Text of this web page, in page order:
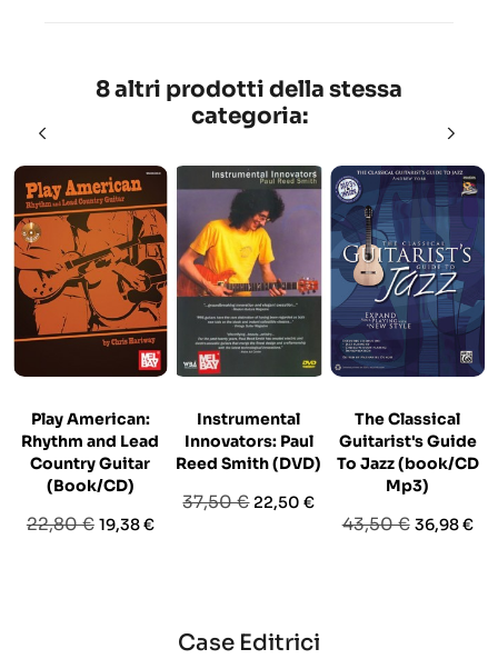
8 altri prodotti della stessa
categoria:
Play American:
Rhythm and Lead
Country Guitar
(Book/CD)
Prezzo
22,80 € Prezzo
19,38 €
Instrumental
Innovators: Paul
Reed Smith (DVD)
Prezzo
37,50 € Prezzo
22,50 €
The Classical
Guitarist's Guide
To Jazz (book/CD
Mp3)
Prezzo
43,50 € Prezzo
36,98 €
Case Editrici